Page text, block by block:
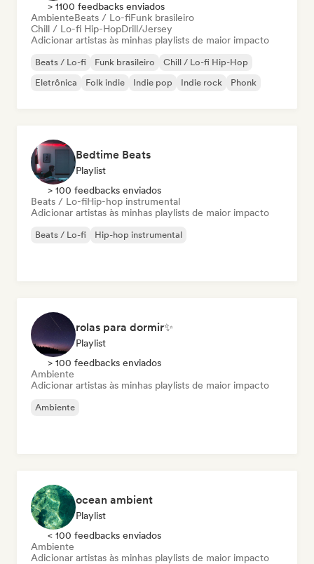
> 1100 feedbacks enviados
AmbienteBeats / Lo-fiFunk brasileiro
Chill / Lo-fi Hip-HopDrill/Jersey
Adicionar artistas às minhas playlists de maior impacto
Beats / Lo-fi Funk brasileiro
Chill / Lo-fi Hip-Hop
Eletrônica
Folk indie Indie pop Indie rock Phonk
Bedtime Beats
Playlist
> 100 feedbacks enviados
Beats / Lo-fiHip-hop instrumental
Adicionar artistas às minhas playlists de maior impacto
Beats / Lo-fi Hip-hop instrumental
rolas para dormir✨
Playlist
> 100 feedbacks enviados
Ambiente
Adicionar artistas às minhas playlists de maior impacto
Ambiente
ocean ambient
Playlist
< 100 feedbacks enviados
Ambiente
Adicionar artistas às minhas playlists de maior impacto